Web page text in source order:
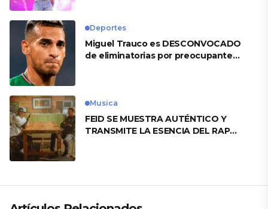
Deportes
Miguel Trauco es DESCONVOCADO
de eliminatorias por preocupante
Musica
FEID SE MUESTRA AUTÉNTICO Y
TRANSMITE LA ESENCIA DEL RAP